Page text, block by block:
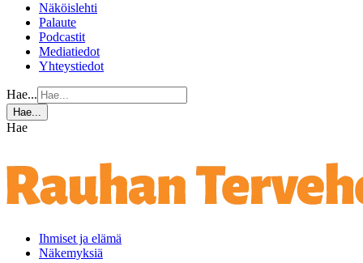
Näköislehti
Palaute
Podcastit
Mediatiedot
Yhteystiedot
Hae...
Hae...
Hae
Ihmiset ja elämä
Näkemyksiä